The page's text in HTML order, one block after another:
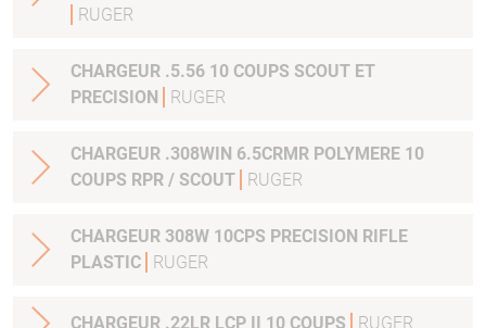
RUGER
CHARGEUR .5.56 10 COUPS SCOUT ET
PRECISION
RUGER
CHARGEUR .308WIN 6.5CRMR POLYMERE 10
COUPS RPR / SCOUT
RUGER
CHARGEUR 308W 10CPS PRECISION RIFLE
PLASTIC
RUGER
CHARGEUR .22LR LCP II 10 COUPS RUGER